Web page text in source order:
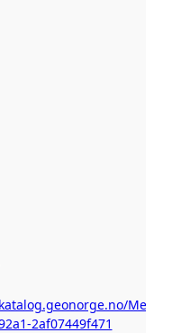
2af07449f471